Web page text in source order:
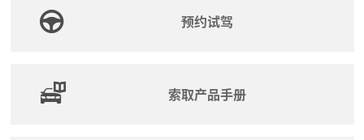
本次召回范围内车辆发动机平衡轴的滚针轴承外环可能
未正确压入发动机曲轴箱，轴承外环可能在发动机运行
动机严重损坏，可能造成发动机机油泄漏。在最坏的情
预约试驾
索取产品手册